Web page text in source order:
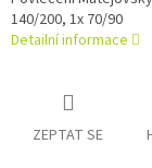
140/200, 1x 70/90
Detailní informace
ZEPTAT SE